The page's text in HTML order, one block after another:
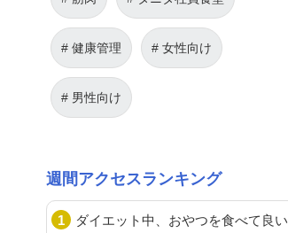
健康管理 女性向け
男性向け
週間アクセスランキング
ダイエット中、おやつを食べて良い